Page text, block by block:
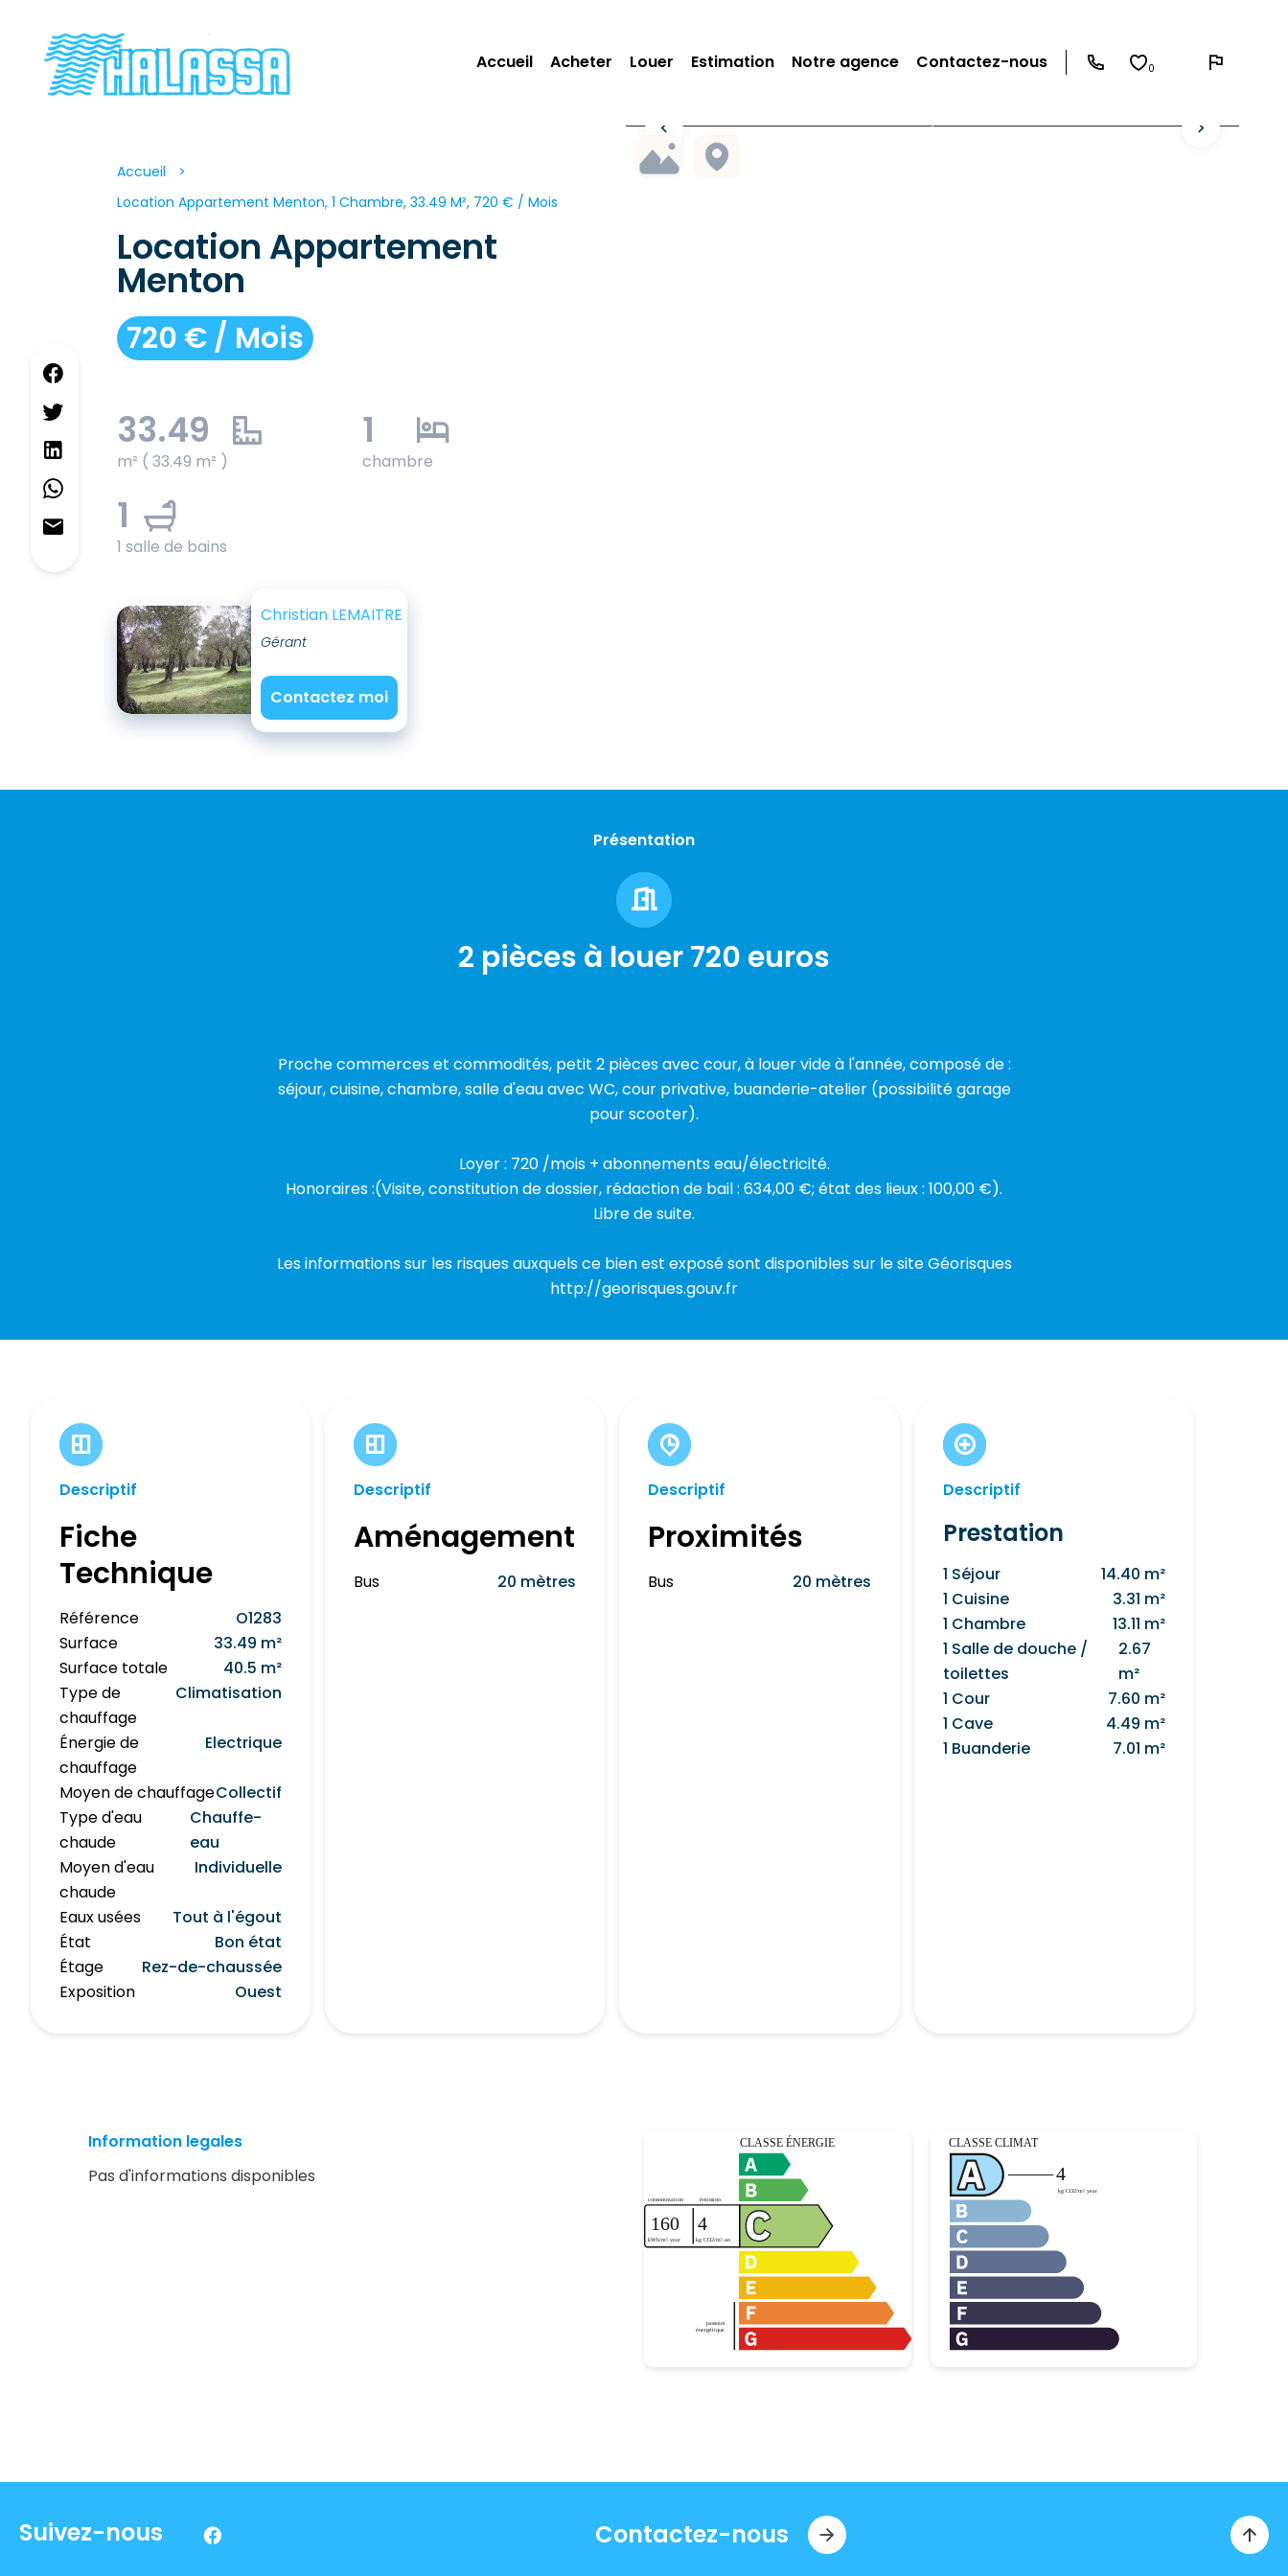
Accueil Acheter Louer Estimation Notre agence Contactez-nous 0
Accueil
Location Appartement Menton, 1 Chambre, 33.49 M², 720 € / Mois
Location Appartement
Menton
720 € / Mois
33.49
m² ( 33.49 m² )
1
chambre
1
1 salle de bains
Christian LEMAITRE
Gérant
Contactez moi
Présentation
2 pièces à louer 720 euros
Proche commerces et commodités, petit 2 pièces avec cour, à louer vide à l'année, composé de :
séjour, cuisine, chambre, salle d'eau avec WC, cour privative, buanderie-atelier (possibilité garage
pour scooter).
Loyer : 720 /mois + abonnements eau/électricité.
Honoraires :(Visite, constitution de dossier, rédaction de bail : 634,00 €; état des lieux : 100,00 €).
Libre de suite.
Les informations sur les risques auxquels ce bien est exposé sont disponibles sur le site Géorisques
http://georisques.gouv.fr
Descriptif
Fiche
Technique
Référence
O1283
Surface
33.49 m²
Surface totale
40.5 m²
Type de
chauffage
Climatisation
Énergie de
chauffage
Electrique
Moyen de chauffageCollectif
Type d'eau
chaude
Chauffe-
eau
Moyen d'eau
chaude
Individuelle
Eaux usées
Tout à l'égout
État
Bon état
Étage
Rez-de-chaussée
Exposition
Ouest
Descriptif
Aménagement
Bus 20 mètres
Descriptif
Proximités
Bus 20 mètres
Descriptif
Prestation
1 Séjour
14.40 m²
1 Cuisine
3.31 m²
1 Chambre
13.11 m²
1 Salle de douche /
toilettes
2.67
m²
1 Cour
7.60 m²
1 Cave
4.49 m²
1 Buanderie
7.01 m²
Information legales
Pas d'informations disponibles
Suivez-nous Contactez-nous